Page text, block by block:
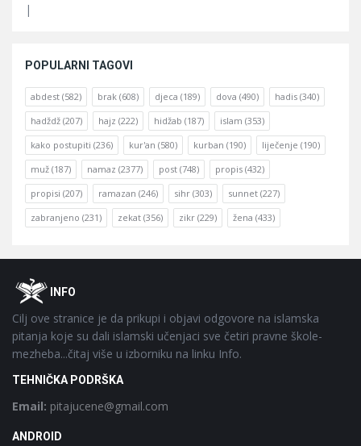
|
POPULARNI TAGOVI
abdest (582) brak (608) djeca (189) dova (490) hadis (340)
hadždž (207) hajz (222) hidžab (187) islam (353)
kako postupiti (236) kur'an (580) kurban (190) liječenje (190)
muž (187) namaz (2377) post (748) propis (432)
propisi (207) ramazan (246) sihr (303) sunnet (227)
zabranjeno (231) zekat (356) zikr (229) žena (433)
FooterOINFO
Cilj ove stranice je da prikupi i objavi odgovore na islamska
pitanja koje su dali islamski učenjaci sve četiri pravne škole-
mezheba...čitaj više u izborniku na linku Info.
TEHNIČKA PODRŠKA
Email: pitajucene@gmail.com
ANDROID